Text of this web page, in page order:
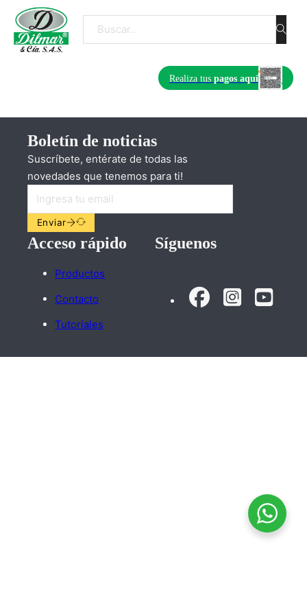
Buscar
Realiza tus pagos aquí
Boletín de noticias
Suscríbete, entérate de todas las
novedades que tenemos para ti!
Enviar
Acceso rápido
Productos
Contacto
Tutoriales
Síguenos